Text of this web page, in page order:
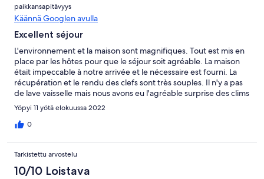
paikkansapitävyys
Käännä Googlen avulla
Excellent séjour
L'environnement et la maison sont magnifiques. Tout est mis en
place par les hôtes pour que le séjour soit agréable. La maison
était impeccable à notre arrivée et le nécessaire est fourni. La
récupération et le rendu des clefs sont très souples. Il n'y a pas
de lave vaisselle mais nous avons eu l'agréable surprise des clims
dans chaque chambre. Nous recommandons la maison.
Yöpyi 11 yötä elokuussa 2022
0
Tarkistettu arvostelu
10/10 Loistava